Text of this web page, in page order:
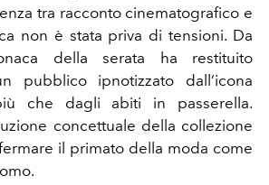
tra racconto cinematografico e
non è stata priva di tensioni. Da
della serata ha restituito
pubblico ipnotizzato dall’icona
che dagli abiti in passerella.
concettuale della collezione
il primato della moda come